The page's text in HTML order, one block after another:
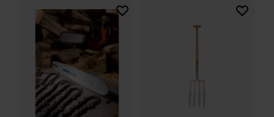
Prüfung setzen von Cookies
Session ID
Speichern der Auswahl zur
Datenverarbeitung